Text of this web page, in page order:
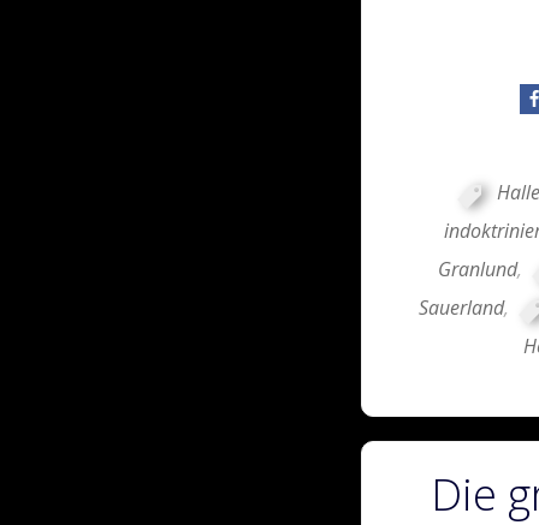
Granlund,
Sauerland,
Die